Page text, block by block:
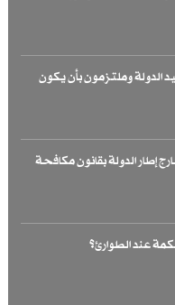
الدولة وملتزمون بأن يكون
إطار الدولة بقانون مكافحة
عند الطوارئ؟